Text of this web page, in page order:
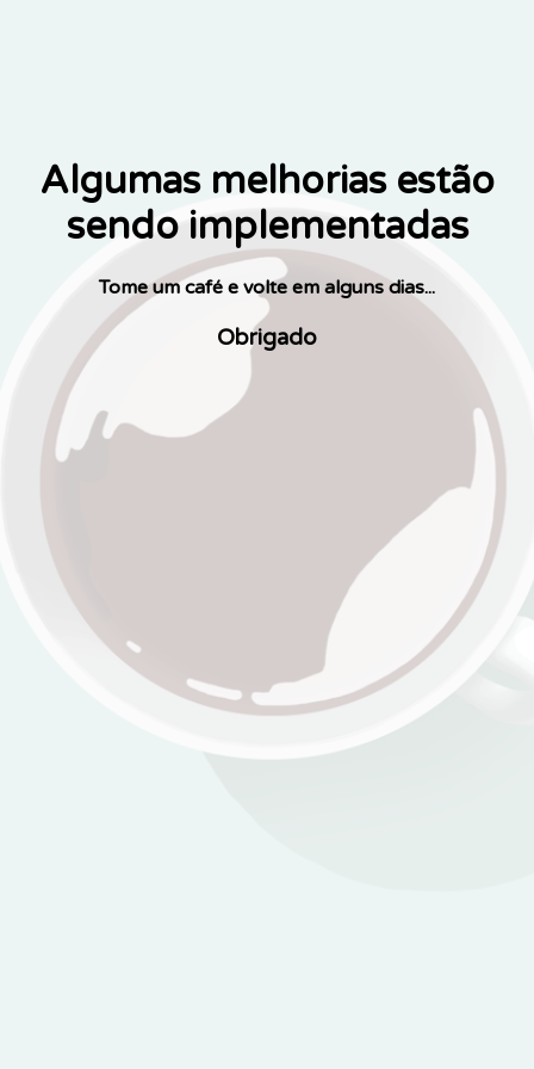
Algumas melhorias estão
sendo implementadas
Tome um café e volte em alguns dias...
Obrigado